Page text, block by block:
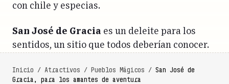
con chile y especias.
San José de Gracia es un deleite para los
sentidos, un sitio que todos deberían conocer.
Inicio / Atractivos / Pueblos Mágicos / San José de
Gracia, para los amantes de aventura